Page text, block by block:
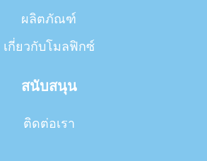
ผลิตภัณฑ์
เกี่ยวกับโมลฟิกซ์
สนับสนุน
ติดต่อเรา